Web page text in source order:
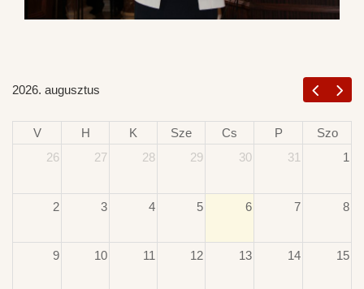
2026. augusztus
V H K Sze Cs P
Szo
26
27 28 29 30 31 1
2 3 4 5 6 7 8
9 10 11 12 13 14 15